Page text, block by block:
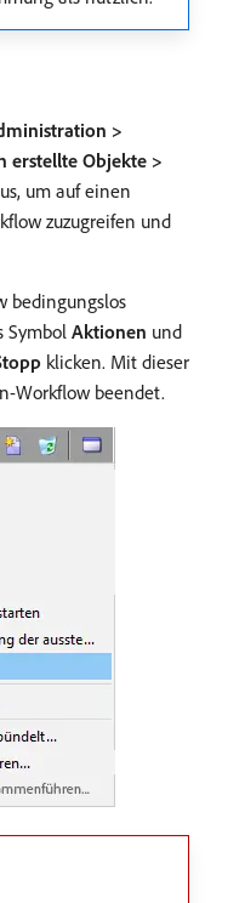
>
erstellte Objekte >
um auf einen
zuzugreifen und
bedingungslos
Symbol Aktionen und
klicken. Mit dieser
Workflow beendet.